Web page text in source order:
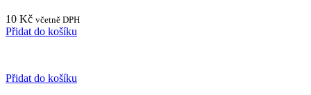
10 Kč včetně DPH
Přidat do košíku
Přidat do košíku